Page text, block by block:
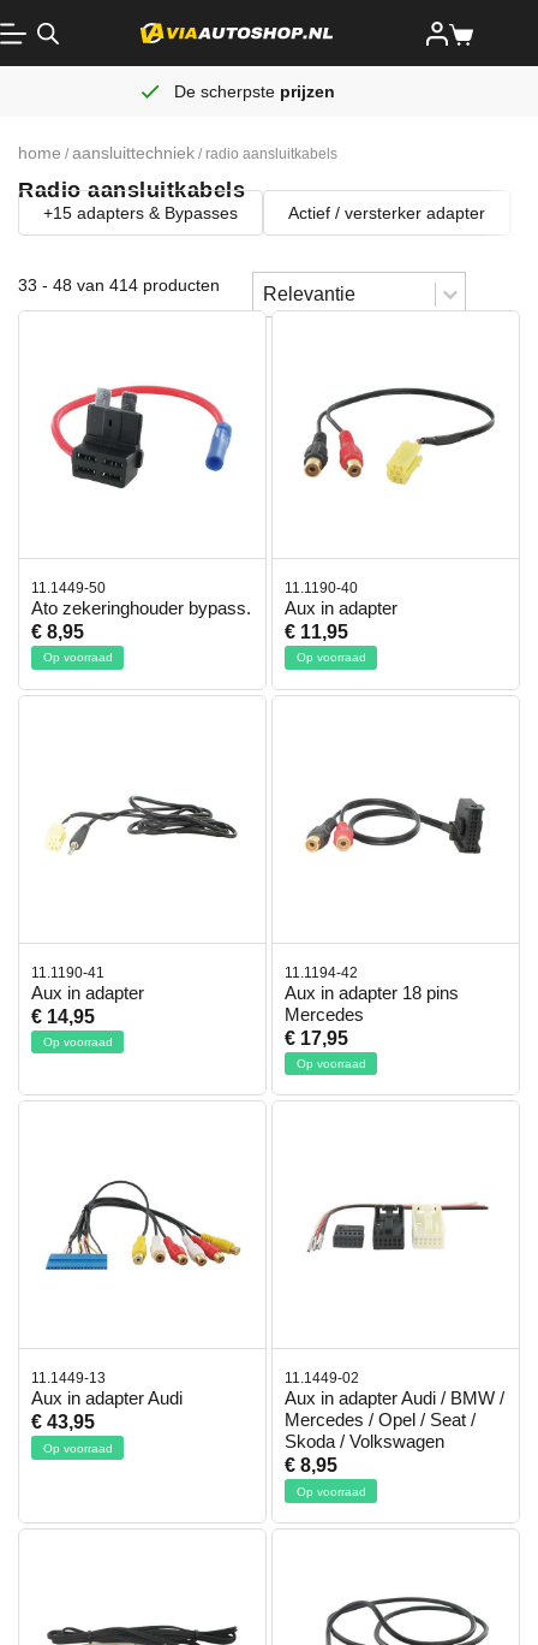
De scherpste prijzen
home / aansluittechniek / radio aansluitkabels
Radio aansluitkabels
+15 adapters & Bypasses Actief / versterker adapter
33 - 48 van 414 producten Sorteren
Sort content
Sort content
11.1449-50
Ato zekeringhouder bypass.
€ 8,95
Op voorraad
11.1190-40
Aux in adapter
€ 11,95
Op voorraad
11.1190-41
Aux in adapter
€ 14,95
Op voorraad
11.1194-42
Aux in adapter 18 pins
Mercedes
€ 17,95
Op voorraad
11.1449-13
Aux in adapter Audi
€ 43,95
Op voorraad
11.1449-02
Aux in adapter Audi / BMW /
Mercedes / Opel / Seat /
Skoda / Volkswagen
€ 8,95
Op voorraad